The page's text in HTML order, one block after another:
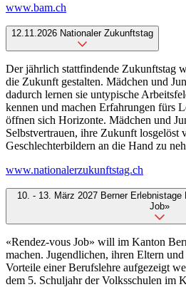
www.bam.ch
12.11.2026 Nationaler Zukunftstag
Der jährlich stattfindende Zukunftstag
die Zukunft gestalten. Mädchen und
dadurch lernen sie untypische
kennen und machen Erfahrungen fürs
öffnen sich Horizonte. Mädchen und
Selbstvertrauen, ihre Zukunft losgelöst
Geschlechterbildern an die Hand zu
www.nationalerzukunftstag.ch
10. - 13. März 2027 Berner Erlebnistage
Job»
«Rendez-vous Job» will im Kanton
machen. Jugendlichen, ihren Eltern
Vorteile einer Berufslehre aufgezeigt
dem 5. Schuljahr der Volksschulen im